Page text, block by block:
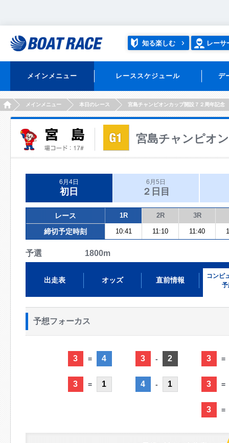
知る楽しむ レーサ
メインメニュー レーススケジュール デ
HOMEメインメニュー 本日のレース 宮島チャンピオンカップ開設７２周年記念
宮島チャンピオ
6月4日
初日
6月5日
２日目
レース 1R 2R 3R
締切予定時刻 10:41 11:10 11:40
予選 1800m
出走表 オッズ 直前情報
コンピ
予
予想フォーカス
3 = 4
3 = 1
3 - 2
4 - 1
3 =
3 =
3 =